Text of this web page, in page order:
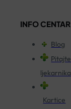
INFO CENTAR
Blog
Pitajte
ljekarnika
Kartice